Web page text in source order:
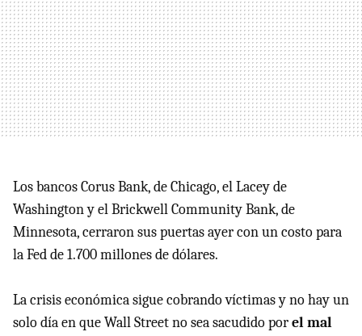
Los bancos Corus Bank, de Chicago, el Lacey de
Washington y el Brickwell Community Bank, de
Minnesota, cerraron sus puertas ayer con un costo para
la Fed de 1.700 millones de dólares.
La crisis económica sigue cobrando víctimas y no hay un
solo día en que Wall Street no sea sacudido porel mal